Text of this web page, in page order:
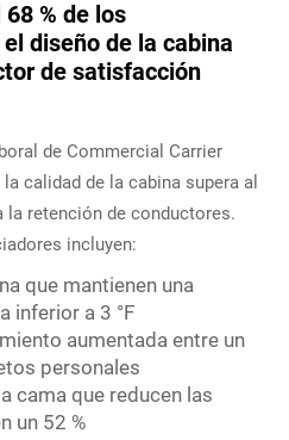
% de los
diseño de la cabina
de satisfacción
de Commercial Carrier
calidad de la cabina supera al
la retención de conductores.
incluyen:
que mantienen una
inferior a 3 °F
aumentada entre un
personales
cama que reducen las
un 52 %